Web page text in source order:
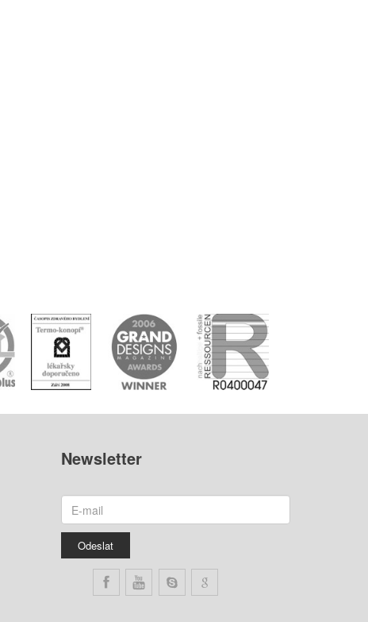
Newsletter